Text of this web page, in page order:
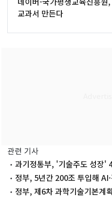
교과서 만든다
관련 기사
과기정통부, '기술주도 성장'
점 '조준'
정부, 5년간 200조 투입해
정부, 제6차 과학기술기본